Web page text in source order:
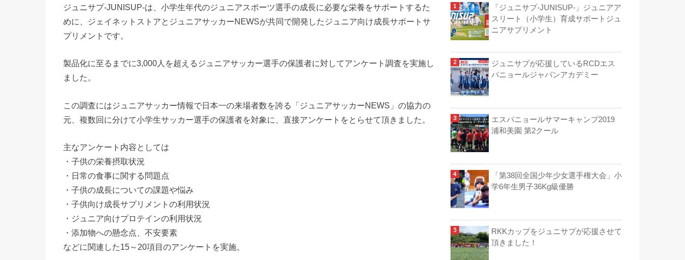
ジュニサプ-JUNISUP-は、小学生年代のジュニアスポーツ選手の成長に必要な栄養をサポートするた
めに、ジェイネットストアとジュニアサッカーNEWSが共同で開発したジュニア向け成長サポートサ
プリメントです。
製品化に至るまでに3,000人を超えるジュニアサッカー選手の保護者に対してアンケート調査を実施し
ました。
この調査にはジュニアサッカー情報で日本一の来場者数を誇る「ジュニアサッカーNEWS」の協力の
元、複数回に分けて小学生サッカー選手の保護者を対象に、直接アンケートをとらせて頂きました。
主なアンケート内容としては
・子供の栄養摂取状況
・日常の食事に関する問題点
・子供の成長についての課題や悩み
・子供向け成長サプリメントの利用状況
・ジュニア向けプロテインの利用状況
・添加物への懸念点、不安要素
などに関連した15～20項目のアンケートを実施。
「ジュニサプ-JUNISUP-」ジュニアア
スリート（小学生）育成サポートジュ
ニアサプリメント
ジュニサプが応援しているRCDエス
パニョールジャパンアカデミー
エスパニョールサマーキャンプ2019
浦和美園 第2クール
「第38回全国少年少女選手権大会」小
学6年生男子36Kg級優勝
RKKカップをジュニサプが応援させて
頂きました！